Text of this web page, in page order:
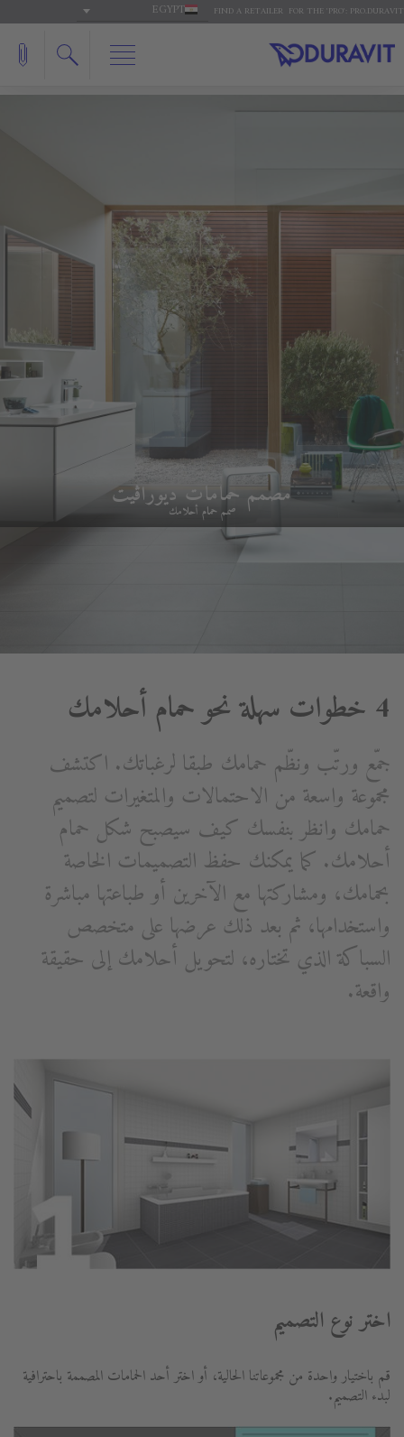
FOR THE 'PRO': PRO.DURAVIT
FIND A RETAILER
EGYPT
مصمم حمامات ديوراڨيت
صمم حمام أحلامك
4 خطوات سهلة نحو حمام أحلامك
جمّع ورتّب ونظّم حمامك طبقا لرغباتك. اكتشف
مجموعة واسعة من الاحتمالات والمتغيرات لتصميم
حمامك وانظر بنفسك كيف سيصبح شكل حمام
أحلامك. كما يمكنك حفظ التصميمات الخاصة
بحمامك، ومشاركتها مع الآخرين أو طباعتها مباشرة
واستخدامها، ثم بعد ذلك عرضها على متخصص
السباكة الذي تختاره، لتحويل أحلامك إلى حقيقة
واقعة.
اختر نوع التصميم
قم باختيار واحدة من مجموعاتنا الحالية، أو اختر أحد الحمامات المصممة باحترافية
لبدء التصميم.